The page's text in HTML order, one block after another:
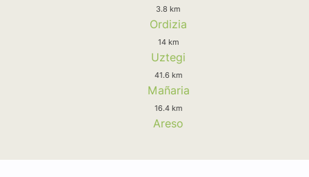
3.8 km
Ordizia
14 km
Uztegi
41.6 km
Mañaria
16.4 km
Areso